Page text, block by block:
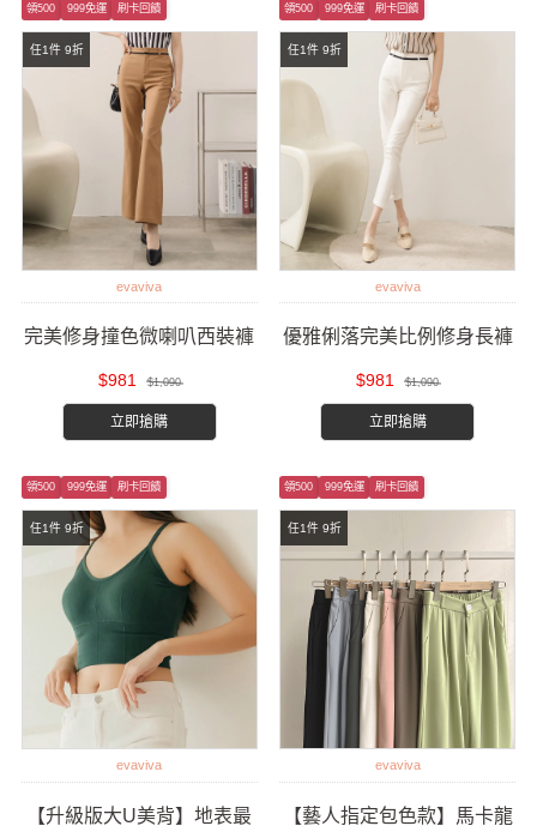
任1件 9折
領500 999免運 刷卡回饋
evaviva
完美修身撞色微喇叭西裝褲
$981 $1,090
立即搶購
任1件 9折
領500 999免運 刷卡回饋
evaviva
優雅俐落完美比例修身長褲
$981 $1,090
立即搶購
任1件 9折
領500 999免運 刷卡回饋
evaviva
【升級版大U美背】地表最
任1件 9折
領500 999免運 刷卡回饋
evaviva
【藝人指定包色款】馬卡龍